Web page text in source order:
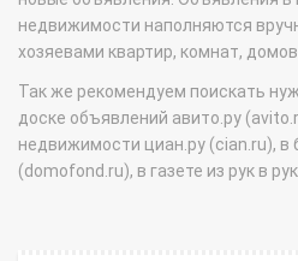
недвижимости наполняются
хозяевами квартир, комнат,
Так же рекомендуем поискать
доске объявлений авито.ру
недвижимости циан.ру (cian.ru), в
(domofond.ru), в газете из рук в